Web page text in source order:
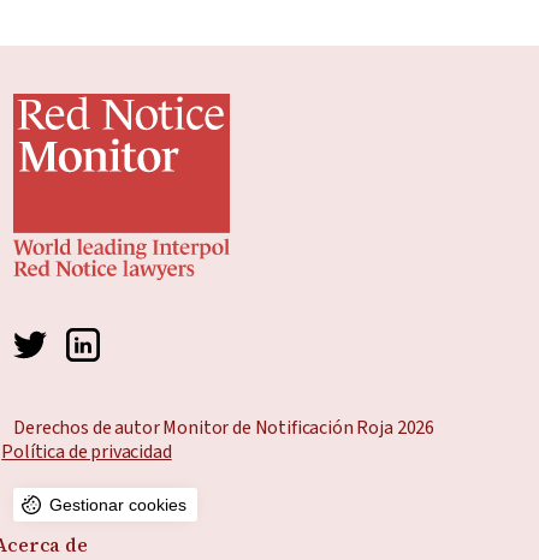
Derechos de autor Monitor de Notificación Roja 2026
Política de privacidad
Gestionar cookies
de